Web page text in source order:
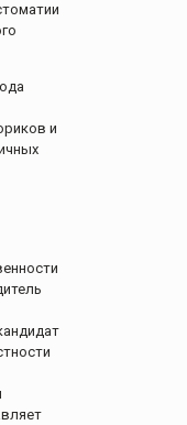
и